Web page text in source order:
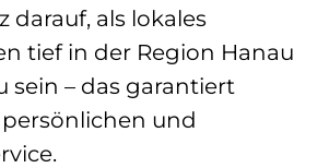
darauf, als lokales
tief in der Region Hanau
sein – das garantiert
und